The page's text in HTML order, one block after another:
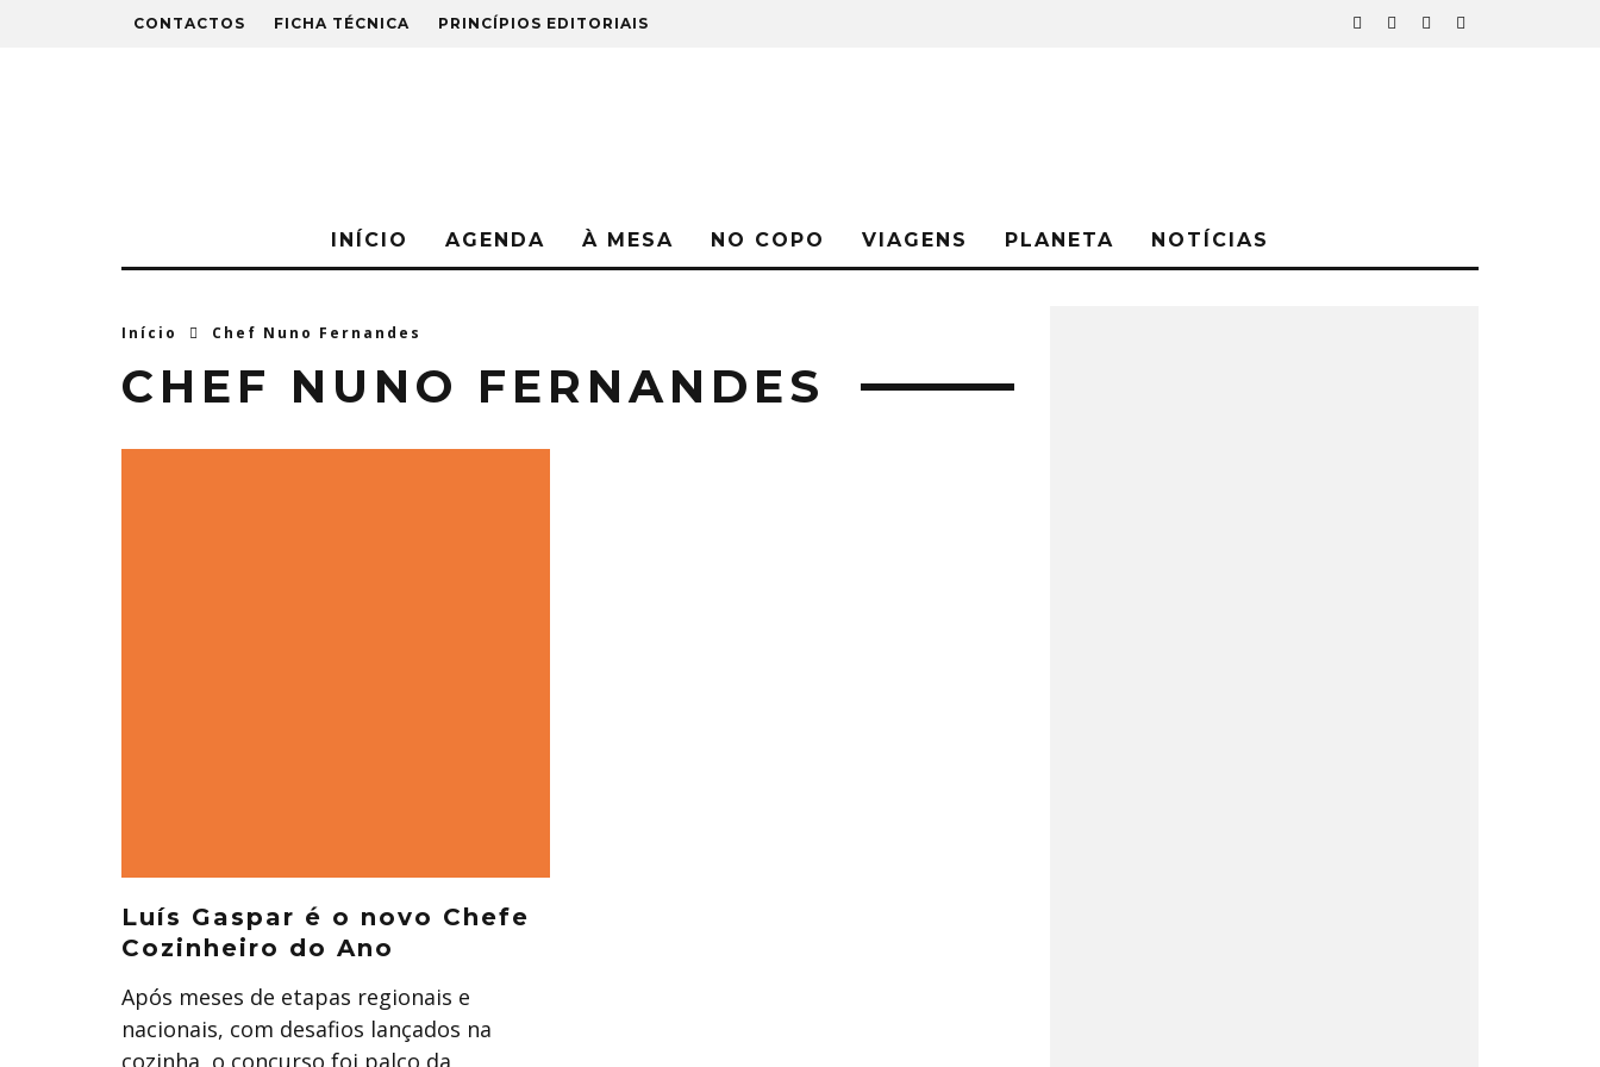
CONTACTOS FICHA TÉCNICA PRINCÍPIOS EDITORIAIS
INÍCIO AGENDA À MESA NO COPO VIAGENS PLANETA NOTÍCIAS
Início Chef Nuno Fernandes
CHEF NUNO FERNANDES
Luís Gaspar é o novo Chefe
Cozinheiro do Ano
Após meses de etapas regionais e
nacionais, com desafios lançados na
cozinha, o concurso foi palco da